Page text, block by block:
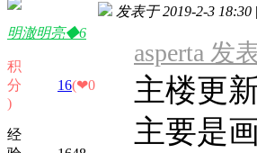
明澈明亮◆6
积
分 16(❤0
)
经
发表于 2019-2-3 18:30 |
asperta 发
主楼更
主要是